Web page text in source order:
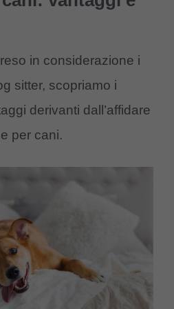
in considerazione i
sitter, scopriamo i
derivanti dall’affidare
per cani.